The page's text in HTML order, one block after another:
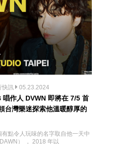
快訊 05.23.2024
唱作人 DVWN 即將在 7/5 首
台灣樂迷探索他溫暖醇厚的
有點令人玩味的名字取自他一天中
） ， 2018 年以